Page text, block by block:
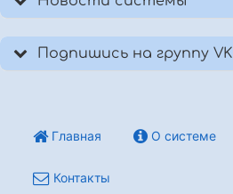
Подпишись на группу VK
Главная О системе
Контакты